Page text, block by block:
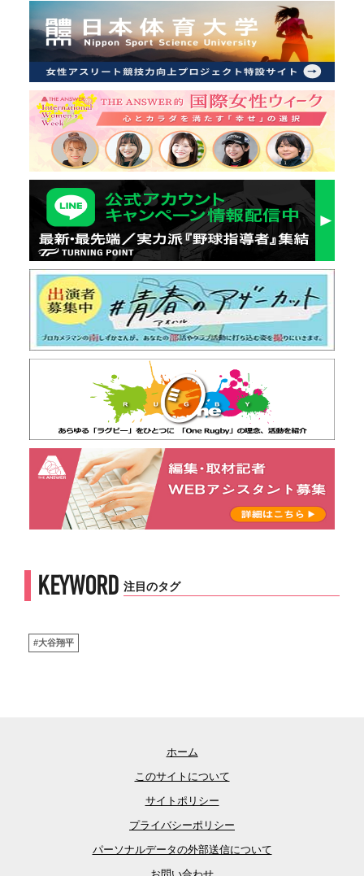
KEYWORD 注目のタグ
#大谷翔平
ホーム
このサイトについて
サイトポリシー
プライバシーポリシー
パーソナルデータの外部送信について